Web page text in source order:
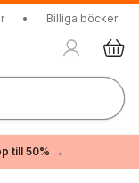
• Billiga böcker
till 50% →